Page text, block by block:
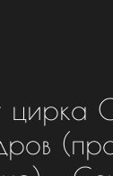
цирка